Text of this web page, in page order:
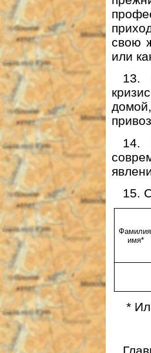
свою
или
13.
14.
15.
Фамилия,
имя*
*